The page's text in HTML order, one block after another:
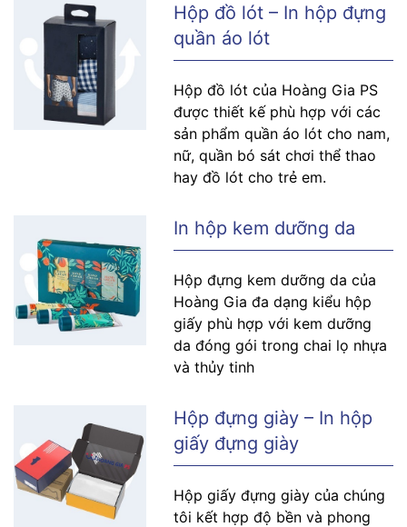
Hộp đồ lót – In hộp đựng
quần áo lót
Hộp đồ lót của Hoàng Gia PS
được thiết kế phù hợp với các
sản phẩm quần áo lót cho nam,
nữ, quần bó sát chơi thể thao
hay đồ lót cho trẻ em.
In hộp kem dưỡng da
Hộp đựng kem dưỡng da của
Hoàng Gia đa dạng kiểu hộp
giấy phù hợp với kem dưỡng
da đóng gói trong chai lọ nhựa
và thủy tinh
Hộp đựng giày – In hộp
giấy đựng giày
Hộp giấy đựng giày của chúng
tôi kết hợp độ bền và phong